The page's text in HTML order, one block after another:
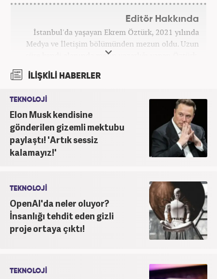
Editör Hakkında
İstanbul'da yaşayan Ekrem Öztürk, 2021 yılında
Medya ve İletişim bölümünden mezun oldu. Uzun
süre kendi alanında metin yazarlığı yapan Öztürk,
şu an Haber7.com'da "Muhabir - Editör" olarak görev
yapmaktadır. Ayrıca günümüz insan ilişkilerinde
inanmakta ve bu değerleri meslek hayatında da ön
planda tutmaktadır.
İLİŞKİLİ HABERLER
TEKNOLOJİ
Elon Musk kendisine
gönderilen gizemli mektubu
paylaştı! 'Artık sessiz
kalamayız!'
TEKNOLOJİ
OpenAI'da neler oluyor?
İnsanlığı tehdit eden gizli
proje ortaya çıktı!
TEKNOLOJİ